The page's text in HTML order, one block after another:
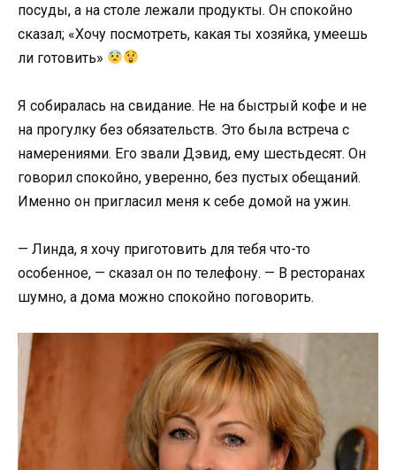
посуды, а на столе лежали продукты. Он спокойно
сказал; «Хочу посмотреть, какая ты хозяйка, умеешь
ли готовить»
Я собиралась на свидание. Не на быстрый кофе и не
на прогулку без обязательств. Это была встреча с
намерениями. Его звали Дэвид, ему шестьдесят. Он
говорил спокойно, уверенно, без пустых обещаний.
Именно он пригласил меня к себе домой на ужин.
— Линда, я хочу приготовить для тебя что-то
особенное, — сказал он по телефону. — В ресторанах
шумно, а дома можно спокойно поговорить.